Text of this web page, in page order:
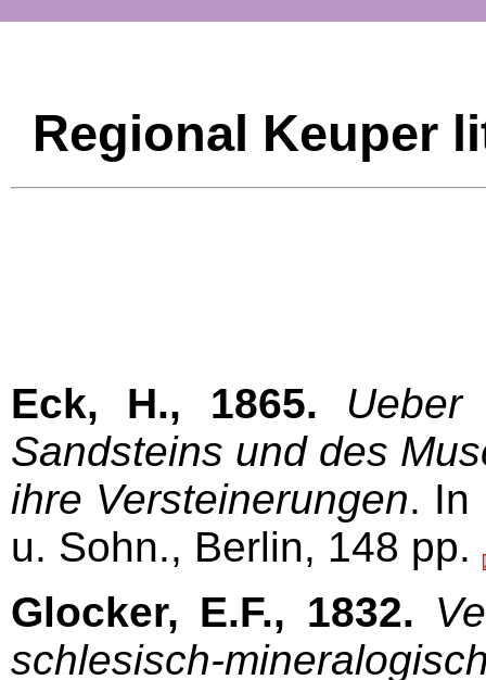
Regional Keuper
Eck, H., 1865.
Sandsteins und des
ihre Versteinerungen. In
u. Sohn., Berlin, 148 pp.
Glocker, E.F., 1832.
schlesisch-